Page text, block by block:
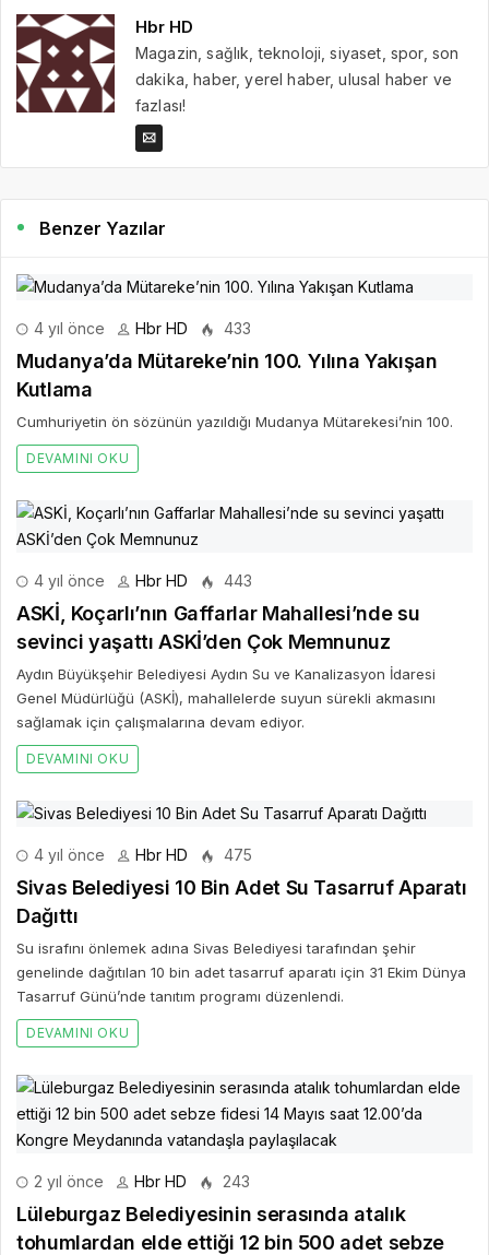
Hbr HD
Magazin, sağlık, teknoloji, siyaset, spor, son
dakika, haber, yerel haber, ulusal haber ve
fazlası!
Benzer Yazılar
4 yıl önce Hbr HD 433
Mudanya’da Mütareke’nin 100. Yılına Yakışan
Kutlama
Cumhuriyetin ön sözünün yazıldığı Mudanya Mütarekesi’nin 100.
DEVAMINI OKU
4 yıl önce Hbr HD 443
ASKİ, Koçarlı’nın Gaffarlar Mahallesi’nde su
sevinci yaşattı ASKİ’den Çok Memnunuz
Aydın Büyükşehir Belediyesi Aydın Su ve Kanalizasyon İdaresi
Genel Müdürlüğü (ASKİ), mahallelerde suyun sürekli akmasını
sağlamak için çalışmalarına devam ediyor.
DEVAMINI OKU
4 yıl önce Hbr HD 475
Sivas Belediyesi 10 Bin Adet Su Tasarruf Aparatı
Dağıttı
Su israfını önlemek adına Sivas Belediyesi tarafından şehir
genelinde dağıtılan 10 bin adet tasarruf aparatı için 31 Ekim Dünya
Tasarruf Günü’nde tanıtım programı düzenlendi.
DEVAMINI OKU
2 yıl önce Hbr HD 243
Lüleburgaz Belediyesinin serasında atalık
tohumlardan elde ettiği 12 bin 500 adet sebze